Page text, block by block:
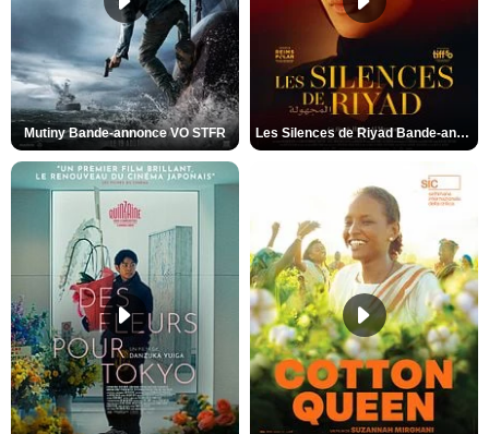
Mutiny Bande-annonce VO STFR Les Silences de Riyad Bande-annonce VO STFR